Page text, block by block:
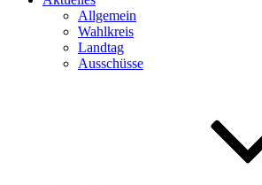
Allgemein
Wahlkreis
Landtag
Ausschüsse